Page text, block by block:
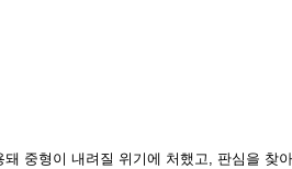
중형이 내려질 위기에 처했고, 판심을 찾